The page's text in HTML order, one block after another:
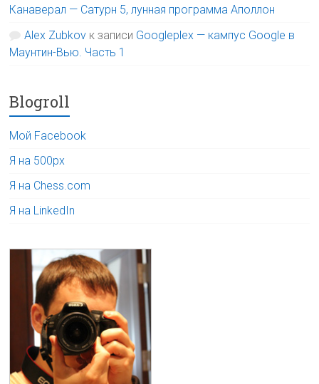
Канаверал — Сатурн 5, лунная программа Аполлон
Alex Zubkov к записи Googleplex — кампус Google в
Маунтин-Вью. Часть 1
Blogroll
Мой Facebook
Я на 500px
Я на Chess.com
Я на LinkedIn